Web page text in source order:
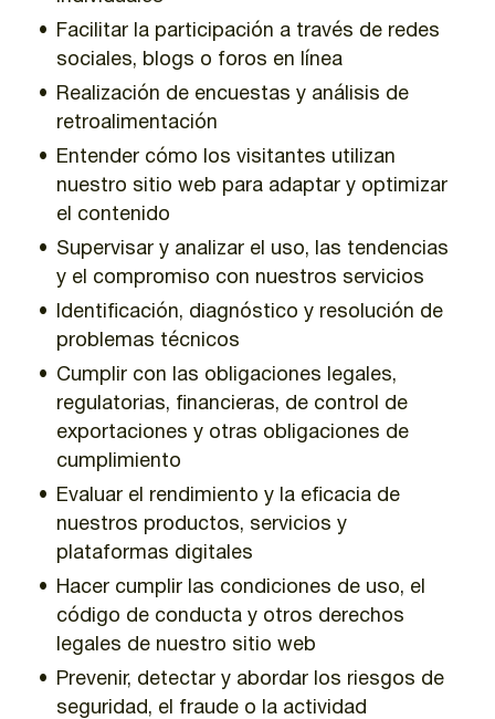
Facilitar la participación a través de redes
sociales, blogs o foros en línea
Realización de encuestas y análisis de
retroalimentación
Entender cómo los visitantes utilizan
nuestro sitio web para adaptar y optimizar
el contenido
Supervisar y analizar el uso, las tendencias
y el compromiso con nuestros servicios
Identificación, diagnóstico y resolución de
problemas técnicos
Cumplir con las obligaciones legales,
regulatorias, financieras, de control de
exportaciones y otras obligaciones de
cumplimiento
Evaluar el rendimiento y la eficacia de
nuestros productos, servicios y
plataformas digitales
Hacer cumplir las condiciones de uso, el
código de conducta y otros derechos
legales de nuestro sitio web
Prevenir, detectar y abordar los riesgos de
seguridad, el fraude o la actividad